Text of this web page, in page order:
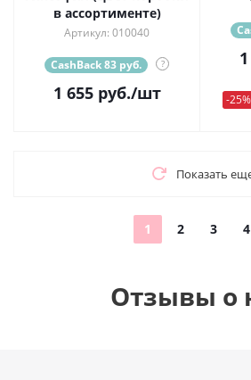
в ассортименте)
Артикул: 010040
CashBack 83 руб. ?
1 655руб./шт
-25%
Показать
1 2 3 4
Отзывы о